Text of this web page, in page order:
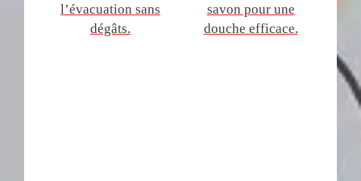
l’évacuation sans
dégâts.
savon pour une
douche efficace.